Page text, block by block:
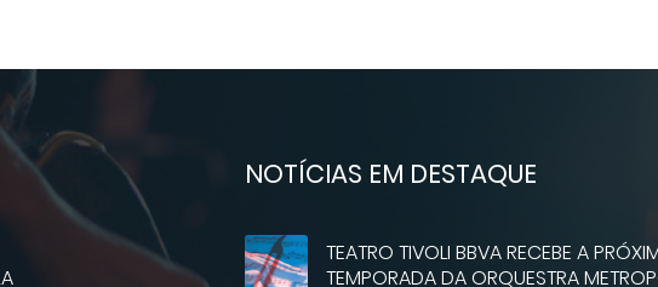
NOTÍCIAS EM DESTAQUE
TEATRO TIVOLI BBVA RECEBE A
TEMPORADA DA ORQUESTRA